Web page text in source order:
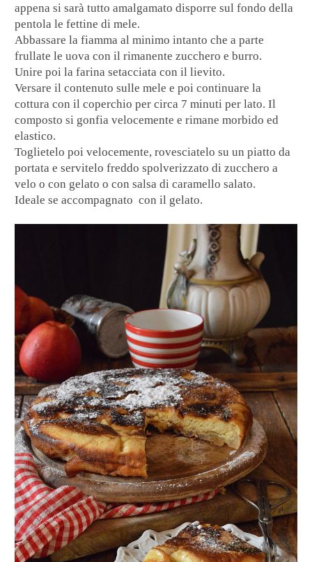
appena si sarà tutto amalgamato disporre sul fondo della
pentola le fettine di mele.
Abbassare la fiamma al minimo intanto che a parte
frullate le uova con il rimanente zucchero e burro.
Unire poi la farina setacciata con il lievito.
Versare il contenuto sulle mele e poi continuare la
cottura con il coperchio per circa 7 minuti per lato. Il
composto si gonfia velocemente e rimane morbido ed
elastico.
Toglietelo poi velocemente, rovesciatelo su un piatto da
portata e servitelo freddo spolverizzato di zucchero a
velo o con gelato o con salsa di caramello salato.
Ideale se accompagnato con il gelato.